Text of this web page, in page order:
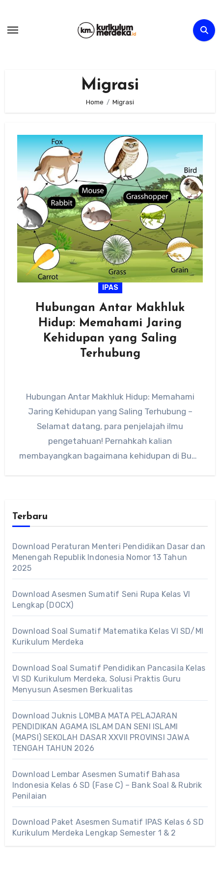
content
Migrasi
Home Migrasi
IPAS
Hubungan Antar Makhluk
Hidup: Memahami Jaring
Kehidupan yang Saling
Terhubung
Hubungan Antar Makhluk Hidup: Memahami
Jaring Kehidupan yang Saling Terhubung –
Selamat datang, para penjelajah ilmu
pengetahuan! Pernahkah kalian
membayangkan bagaimana kehidupan di Bumi
Terbaru
Download Peraturan Menteri Pendidikan Dasar dan
Menengah Republik Indonesia Nomor 13 Tahun
2025
Download Asesmen Sumatif Seni Rupa Kelas VI
Lengkap (DOCX)
Download Soal Sumatif Matematika Kelas VI SD/MI
Kurikulum Merdeka
Download Soal Sumatif Pendidikan Pancasila Kelas
VI SD Kurikulum Merdeka, Solusi Praktis Guru
Menyusun Asesmen Berkualitas
Download Juknis LOMBA MATA PELAJARAN
PENDIDIKAN AGAMA ISLAM DAN SENI ISLAMI
(MAPSI) SEKOLAH DASAR XXVII PROVINSI JAWA
TENGAH TAHUN 2026
Download Lembar Asesmen Sumatif Bahasa
Indonesia Kelas 6 SD (Fase C) – Bank Soal & Rubrik
Penilaian
Download Paket Asesmen Sumatif IPAS Kelas 6 SD
Kurikulum Merdeka Lengkap Semester 1 & 2